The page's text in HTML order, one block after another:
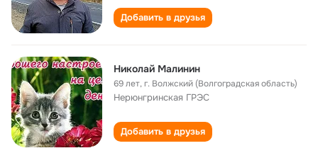
Добавить в друзья
Николай Малинин
69 лет,г. Волжский (Волгоградская область)
Нерюнгринская ГРЭС
Добавить в друзья